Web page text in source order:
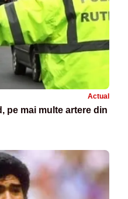
Actual
pe mai multe artere din